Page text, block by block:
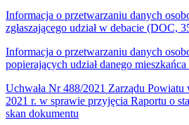
Uchwała Nr 488/2021 Zarządu Powiatu
skan dokumentu
2021 roku w Chełmie w sprawie
Chełmskiego za 2020 rok (DOC, 15,3